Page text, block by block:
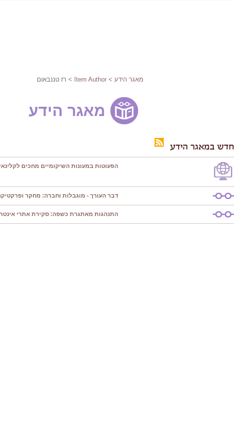
מאגר הידע >
Item Author > רז טננבאום
מאגר הידע
חדש במאגר הידע
הפעוטות במעונות השיקומיים מחכים
דבר העורך - מוגבלות וחברה: מחקר ופרקטיקה
התנהגות מאתגרת כשפה: סקירת אתרי